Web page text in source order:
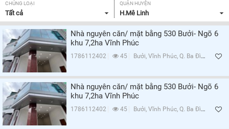
CHỦNG LOẠI
Tất cả
QUẬN HUYỆN
H.Mê Linh
Nhà nguyên căn/ mặt bằng 530 Bưởi- Ngõ 6
khu 7,2ha Vĩnh Phúc
1786112402 45 Bưởi, Vĩnh Phúc, Q. Ba Đình, Hà Nội
Nhà nguyên căn/ mặt bằng 530 Bưởi- Ngõ 6
khu 7,2ha Vĩnh Phúc
1786112402 45 Bưởi, Vĩnh Phúc, Q. Ba Đình, Hà Nội